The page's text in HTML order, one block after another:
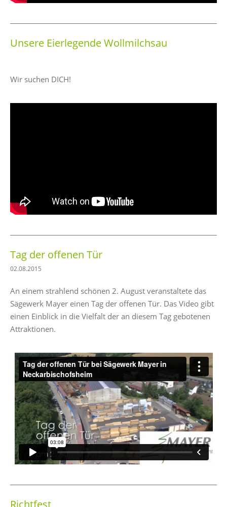
Unsere Eierlegende Wollmilchsau
Wir suchen DICH!
Tag der offenen Tür
02.08.2015
An einem strahlend schönen 2. August veranstaltete das
Sägewerk Mayer einen Tag der offenen Tür. Das Video gibt
einen Einblick in die Vielfalt der an diesem Tag gebotenen
Attraktionen.
Richtfest